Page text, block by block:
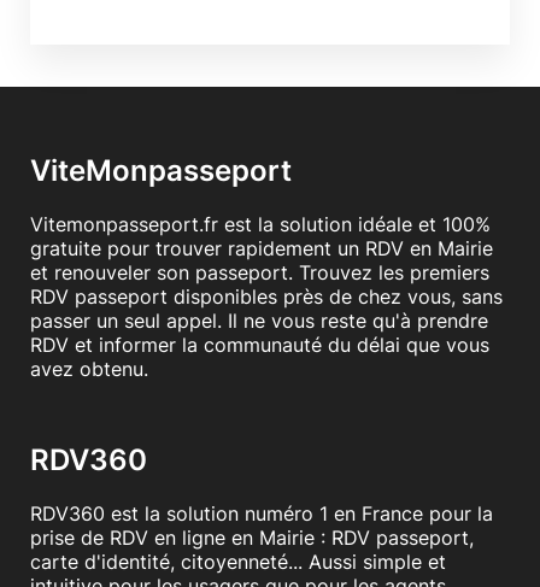
ViteMonpasseport
Vitemonpasseport.fr est la solution idéale et 100%
gratuite pour trouver rapidement un RDV en Mairie
et renouveler son passeport. Trouvez les premiers
RDV passeport disponibles près de chez vous, sans
passer un seul appel. Il ne vous reste qu'à prendre
RDV et informer la communauté du délai que vous
avez obtenu.
RDV360
RDV360 est la solution numéro 1 en France pour la
prise de RDV en ligne en Mairie : RDV passeport,
carte d'identité, citoyenneté... Aussi simple et